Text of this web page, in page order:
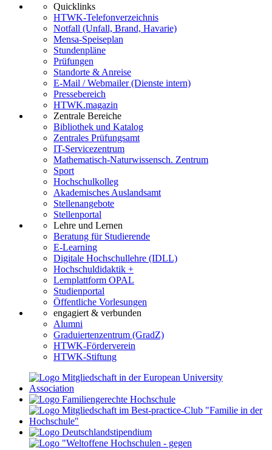
Quicklinks
HTWK-Telefonverzeichnis
Notfall (Unfall, Brand, Havarie)
Mensa-Speiseplan
Stundenpläne
Prüfungen
Standorte & Anreise
E-Mail / Webmailer (Dienste intern)
Pressebereich
HTWK.magazin
Zentrale Bereiche
Bibliothek und Katalog
Zentrales Prüfungsamt
IT-Servicezentrum
Mathematisch-Naturwissensch. Zentrum
Sport
Hochschulkolleg
Akademisches Auslandsamt
Stellenangebote
Stellenportal
Lehre und Lernen
Beratung für Studierende
E-Learning
Digitale Hochschullehre (IDLL)
Hochschuldidaktik +
Lernplattform OPAL
Studienportal
Öffentliche Vorlesungen
engagiert & verbunden
Alumni
Graduiertenzentrum (GradZ)
HTWK-Förderverein
HTWK-Stiftung